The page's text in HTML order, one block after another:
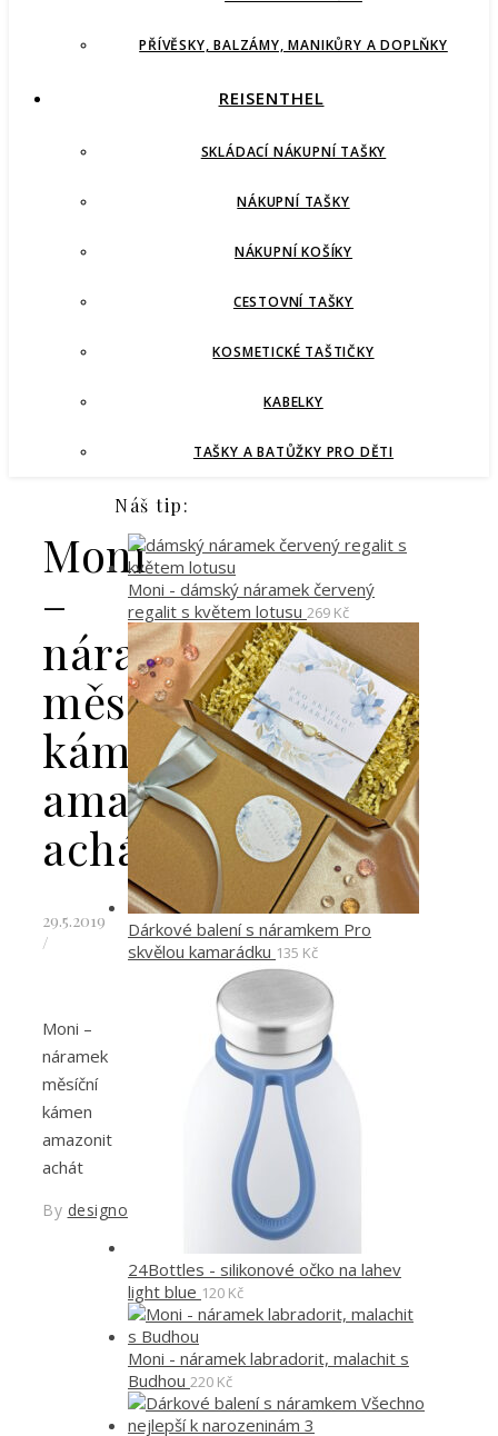
PŘÍVĚSKY, BALZÁMY, MANIKŮRY A DOPLŇKY
REISENTHEL
SKLÁDACÍ NÁKUPNÍ TAŠKY
NÁKUPNÍ TAŠKY
NÁKUPNÍ KOŠÍKY
CESTOVNÍ TAŠKY
KOSMETICKÉ TAŠTIČKY
KABELKY
TAŠKY A BATŮŽKY PRO DĚTI
Moni
–
náramek
měsíční
kámen
amazonit
achát
29.5.2019
/
Moni –
náramek
měsíční
kámen
amazonit
achát
By designoved
Náš tip:
Moni - dámský náramek červený
regalit s květem lotusu 269 Kč
Dárkové balení s náramkem Pro
skvělou kamarádku 135 Kč
24Bottles - silikonové očko na lahev
light blue 120 Kč
Moni - náramek labradorit, malachit s
Budhou 220 Kč